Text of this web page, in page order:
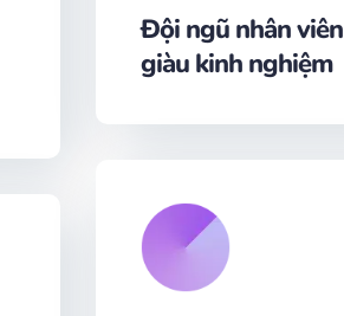
Đội ngũ nhân viên
giàu kinh nghiệm